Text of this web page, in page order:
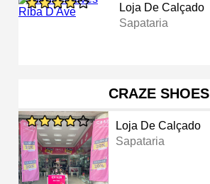
Loja De Calçado
Sapataria
CRAZE SHOES
Loja De Calçado
Sapataria